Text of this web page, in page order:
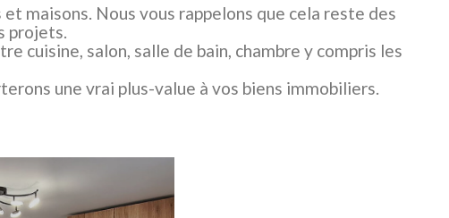
maisons. Nous vous rappelons que cela reste des
projets.
cuisine, salon, salle de bain, chambre y compris les
une vrai plus-value à vos biens immobiliers.